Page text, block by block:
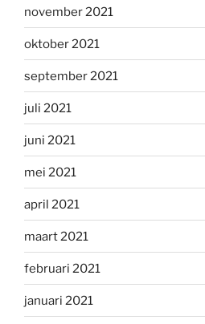
november 2021
oktober 2021
september 2021
juli 2021
juni 2021
mei 2021
april 2021
maart 2021
februari 2021
januari 2021